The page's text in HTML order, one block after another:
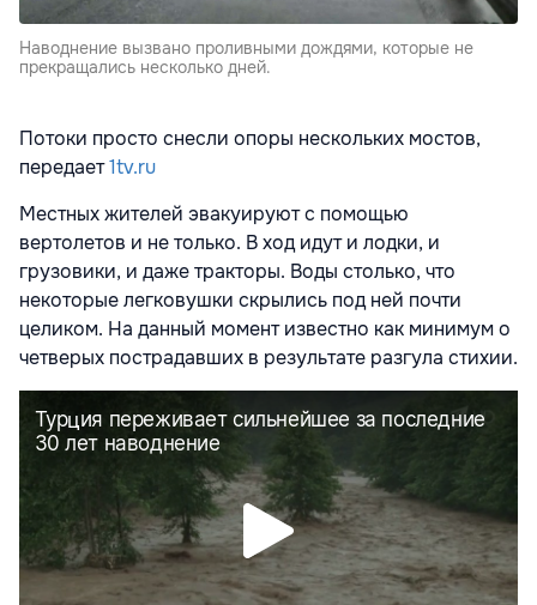
Наводнение вызвано проливными дождями, которые не
прекращались несколько дней.
Потоки просто снесли опоры нескольких мостов,
передает1tv.ru
Местных жителей эвакуируют с помощью
вертолетов и не только. В ход идут и лодки, и
грузовики, и даже тракторы. Воды столько, что
некоторые легковушки скрылись под ней почти
целиком. На данный момент известно как минимум о
четверых пострадавших в результате разгула стихии.